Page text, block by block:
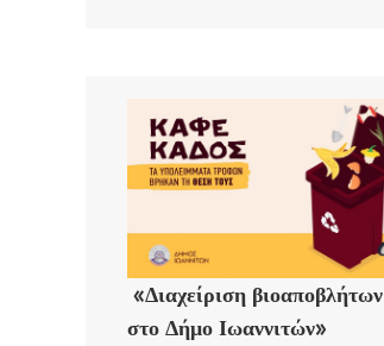
«Διαχείριση βιοαποβλήτων
στο Δήμο Ιωαννιτών»